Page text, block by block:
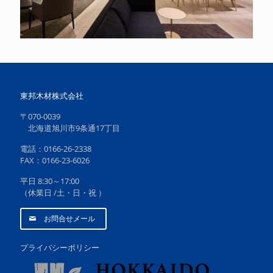
東邦木材株式会社
〒070-0039
北海道旭川市9条通17丁目
電話：0166-26-2338
FAX：0166-23-6026
平日 8:30～17:00
（休業日 /土・日・祝 ）
お問合せメール
プライバシーポリシー